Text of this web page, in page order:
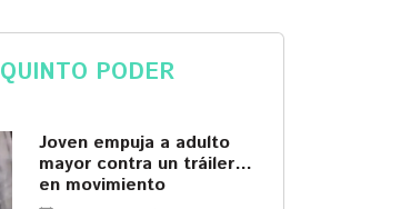
QUINTO PODER
Joven empuja a adulto
mayor contra un tráiler
en movimiento